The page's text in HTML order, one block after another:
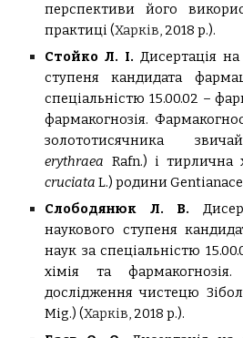
перспективи його
практиці (Харків, 2018 р.).
Стойко Л. І. Дисертація
ступеня кандидата
спеціальністю 15.00.02 –
фармакогнозія.
золототисячника
еrythraea Rafn.) і тирлична
сruciataL.) родини
Слободянюк Л. В.
наукового ступеня
наук за спеціальністю
хімія та фармакогнозія.
дослідження чистецю
Mig.) (Харків, 2018 р.).